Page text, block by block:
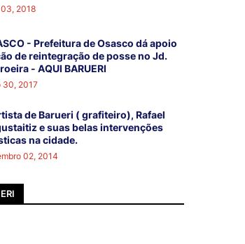
2018
- Prefeitura de Osasco dá apoio
de reintegração de posse no Jd.
- AQUI BARUERI
30, 2017
de Barueri ( grafiteiro), Rafael
e suas belas intervenções
na cidade.
02, 2014